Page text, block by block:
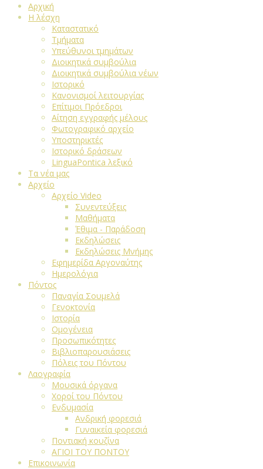
Αρχική
Η λέσχη
Καταστατικό
Τμήματα
Υπεύθυνοι τμημάτων
Διοικητικά συμβούλια
Διοικητικά συμβούλια νέων
Ιστορικό
Κανονισμοί λειτουργίας
Επίτιμοι Πρόεδροι
Αίτηση εγγραφής μέλους
Φωτογραφικό αρχείο
Υποστηρικτές
Ιστορικό δράσεων
LinguaPontica λεξικό
Τα νέα μας
Αρχείο
Αρχείο Video
Συνεντεύξεις
Μαθήματα
Έθιμα - Παράδοση
Εκδηλώσεις
Εκδηλώσεις Μνήμης
Εφημερίδα Αργοναύτης
Ημερολόγια
Πόντος
Παναγία Σουμελά
Γενοκτονία
Ιστορία
Ομογένεια
Προσωπικότητες
Βιβλιοπαρουσιάσεις
Πόλεις του Πόντου
Λαογραφία
Μουσικά όργανα
Χοροί του Πόντου
Ενδυμασία
Ανδρική φορεσιά
Γυναικεία φορεσιά
Ποντιακή κουζίνα
ΑΓΙΟΙ ΤΟΥ ΠΟΝΤΟΥ
Επικοινωνία